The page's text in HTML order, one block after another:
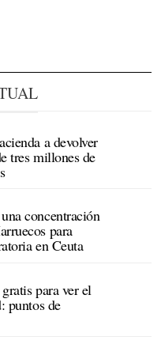
a devolver
tres millones de
concentración
para
en Ceuta
para ver el
puntos de